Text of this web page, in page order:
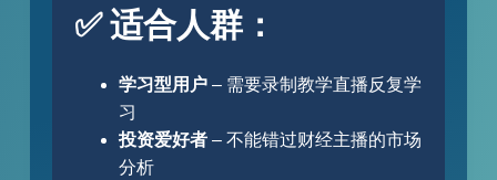
✅ 适合人群：
学习型用户– 需要录制教学直播反复学
习
投资爱好者– 不能错过财经主播的市场
分析